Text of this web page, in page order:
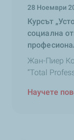
28 Ноември
Курсът
социална
Жан-Пиер
“Total
Научете